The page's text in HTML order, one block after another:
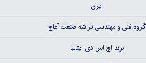
ایران
گروه فنی و مهندسی تراشه صنعت آغاج
برند اچ اس دی ایتالیا